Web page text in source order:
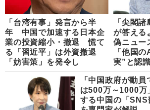
「台湾有事」発言から半
年 中国で加速する日本企
業の投資縮小・撤退 慌て
る「習近平」は外資撤退
「妨害策」を発令し
「尖閣
が答え
偽ニュー
「他国
実”と認
「中国政府が動
は500万～1000
する中国の「